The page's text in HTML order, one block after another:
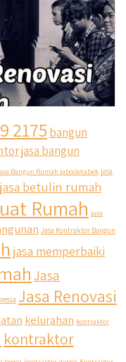
dan Renovasi
2175 bangun
jasa bangun
Bangun Rumah jabodetabek jasa
jasa betulin rumah
Rumah jasa
Jasa Kontraktor Bangun
jasa memperbaiki
Jasa
Jasa Renovasi
kelurahan kontraktor
kontraktor